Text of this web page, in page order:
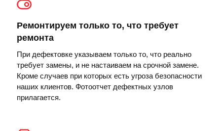
Ремонтируем только то, что требует
ремонта
При дефектовке указываем только то, что реально
требует замены, и не настаиваем на срочной замене.
Кроме случаев при которых есть угроза безопасности
наших клиентов. Фотоотчет дефектных узлов
прилагается.